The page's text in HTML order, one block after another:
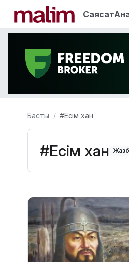
Саясат
Басты #Есім хан
#Есім хан